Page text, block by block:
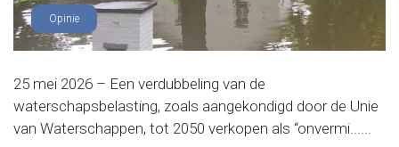
Opinie
25 mei 2026 – Een verdubbeling van de
waterschapsbelasting, zoals aangekondigd door de Unie
van Waterschappen, tot 2050 verkopen als “onvermi......